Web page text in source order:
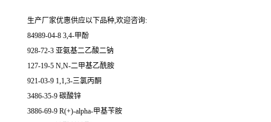
生产厂家优惠供应以下品种,欢迎咨询:
84989-04-8 3,4-甲酚
928-72-3 亚氨基二乙酸二钠
127-19-5 N,N-二甲基乙酰胺
921-03-9 1,1,3-三氯丙酮
3486-35-9 碳酸锌
3886-69-9 R(+)-alpha-甲基苄胺